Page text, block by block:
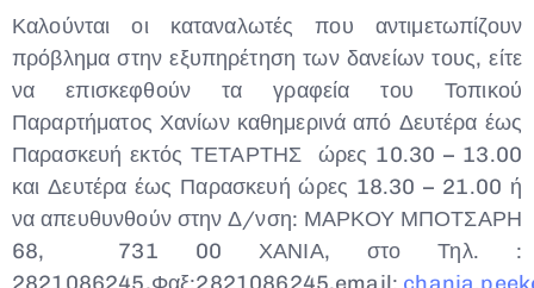
Καλούνται οι καταναλωτές που αντιμετωπίζουν
πρόβλημα στην εξυπηρέτηση των δανείων τους, είτε
να επισκεφθούν τα γραφεία του Τοπικού
Παραρτήματος Χανίων καθημερινά από Δευτέρα έως
Παρασκευή εκτός ΤΕΤΑΡΤΗΣ ώρες 10.30 – 13.00
και Δευτέρα έως Παρασκευή ώρες 18.30 – 21.00 ή
να απευθυνθούν στην Δ/νση: ΜΑΡΚΟΥ ΜΠΟΤΣΑΡΗ
68, 731 00 ΧΑΝΙΑ, στο Τηλ. :